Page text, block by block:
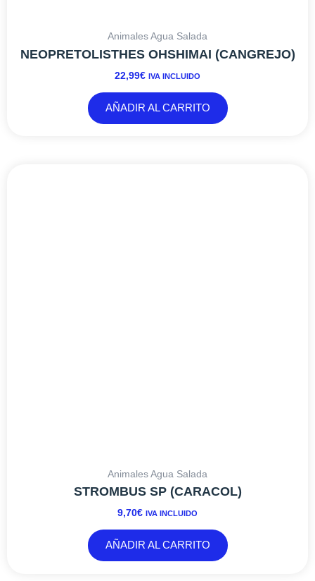
Animales Agua Salada
NEOPRETOLISTHES OHSHIMAI (CANGREJO)
22,99€ IVA INCLUIDO
AÑADIR AL CARRITO
Animales Agua Salada
STROMBUS SP (CARACOL)
9,70€ IVA INCLUIDO
AÑADIR AL CARRITO